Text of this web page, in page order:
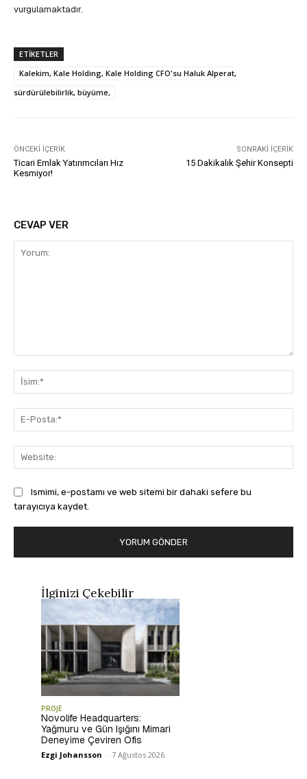
vurgulamaktadır.
ETIKETLER
Kalekim, Kale Holding, Kale Holding CFO'su Haluk Alperat,
sürdürülebilirlik, büyüme,
ÖNCEKI İÇERIK
Ticari Emlak Yatırımcıları Hız
Kesmiyor!
SONRAKI İÇERIK
15 Dakikalık Şehir Konsepti
CEVAP VER
Ismimi, e-postamı ve web sitemi bir dahaki sefere bu
tarayıcıya kaydet.
İlginizi Çekebilir
PROJE
Novolife Headquarters:
Yağmuru ve Gün Işığını Mimari
Deneyime Çeviren Ofis
Ezgi Johansson - 7 Ağustos 2026